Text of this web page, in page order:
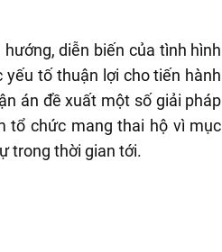
diễn biến của tình hình
tố thuận lợi cho tiến hành
án đề xuất một số giải pháp
tổ chức mang thai hộ vì mục
trong thời gian tới.